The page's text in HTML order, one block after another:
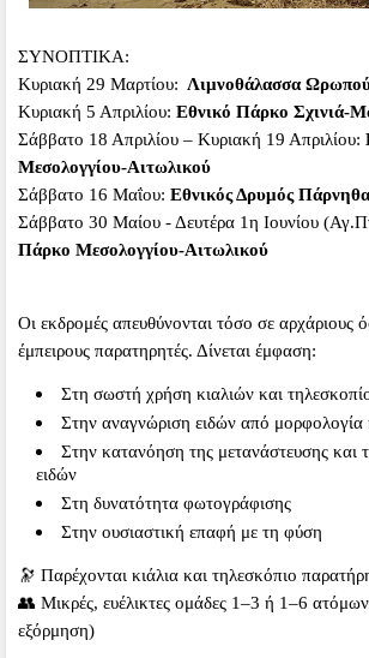
ΣΥΝΟΠΤΙΚΑ:
Κυριακή 29 Μαρτίου: Λιμνοθάλασσα
Κυριακή 5 Απριλίου: Εθνικό Πάρκο Σχινιά-
Σάββατο 18 Απριλίου – Κυριακή 19 Απριλίου:
Μεσολογγίου-Αιτωλικού
Σάββατο 16 Μαΐου: Εθνικός Δρυμός
Σάββατο 30 Μαίου - Δευτέρα 1η Ιουνίου
Πάρκο Μεσολογγίου-Αιτωλικού
Οι εκδρομές απευθύνονται τόσο σε αρχάριους
έμπειρους παρατηρητές. Δίνεται έμφαση:
Στη σωστή χρήση κιαλιών και
Στην αναγνώριση ειδών από μορφολογία
Στην κατανόηση της μετανάστευσης και
ειδών
Στη δυνατότητα φωτογράφισης
Στην ουσιαστική επαφή με τη φύση
🔭 Παρέχονται κιάλια και τηλεσκόπιο
👥 Μικρές, ευέλικτες ομάδες 1–3 ή 1–6
εξόρμηση)